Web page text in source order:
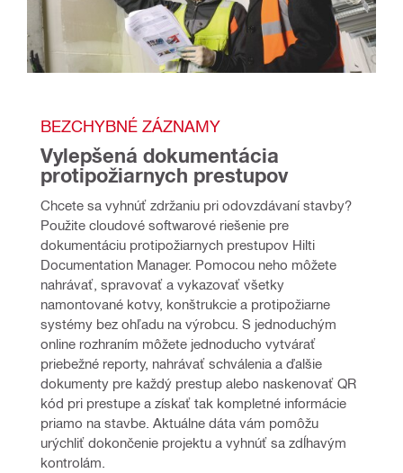
BEZCHYBNÉ ZÁZNAMY
Vylepšená dokumentácia
protipožiarnych prestupov
Chcete sa vyhnúť zdržaniu pri odovzdávaní stavby?
Použite cloudové softwarové riešenie pre
dokumentáciu protipožiarnych prestupov Hilti
Documentation Manager. Pomocou neho môžete
nahrávať, spravovať a vykazovať všetky
namontované kotvy, konštrukcie a protipožiarne
systémy bez ohľadu na výrobcu. S jednoduchým
online rozhraním môžete jednoducho vytvárať
priebežné reporty, nahrávať schválenia a ďalšie
dokumenty pre každý prestup alebo naskenovať QR
kód pri prestupe a získať tak kompletné informácie
priamo na stavbe. Aktuálne dáta vám pomôžu
urýchliť dokončenie projektu a vyhnúť sa zdĺhavým
kontrolám.